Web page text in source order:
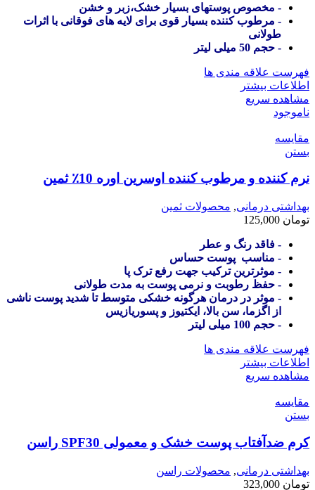
- مخصوص پوستهای بسیار خشک،زبر و خشن
- مرطوب کننده بسیار قوی برای لایه های فوقانی با اثرات
طولانی
- حجم 50 میلی لیتر
فهرست علاقه مندی ها
اطلاعات بیشتر
مشاهده سریع
ناموجود
مقایسه
بستن
نرم کننده و مرطوب کننده اوسرین اوره 10٪ ثمین
بهداشتی درمانی, محصولات ثمین
تومان
- فاقد رنگ و عطر
- مناسب پوست حساس
- موثرترین ترکیب جهت رفع ترک پا
- حفظ رطوبت و نرمی پوست به مدت طولانی
- موثر در درمان هرگونه خشکی متوسط تا شدید پوست ناشی
از اگزما، سن بالا، ایکتیوز و پسوریازیس
- حجم 100 میلی لیتر
فهرست علاقه مندی ها
اطلاعات بیشتر
مشاهده سریع
مقایسه
بستن
کرم ضدآفتاب پوست خشک و معمولی SPF30 راسن
بهداشتی درمانی, محصولات راسن
تومان